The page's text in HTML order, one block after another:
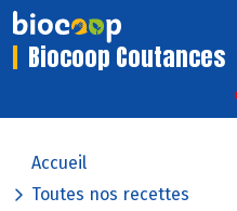
Biocoop Coutances
Accueil
Toutes nos recettes